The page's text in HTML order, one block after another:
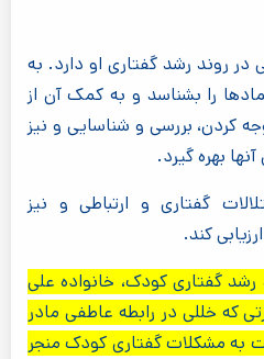
روند رشد گفتاری او دارد. به
را بشناسد و به کمک آن از
کردن، بررسی و شناسایی و نیز
بهره گیرد.
گفتاری و ارتباطی و نیز
کند.
رشد گفتاری کودک، خانواده علی
که خللی در رابطه عاطفی مادر
به مشکلات گفتاری کودک منجر